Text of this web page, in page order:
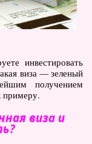
инвестировать
виза — зеленый
получением
примеру.
виза и